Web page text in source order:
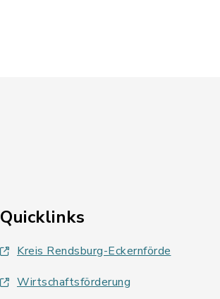
Quicklinks
Kreis Rendsburg-Eckernförde
Wirtschaftsförderung